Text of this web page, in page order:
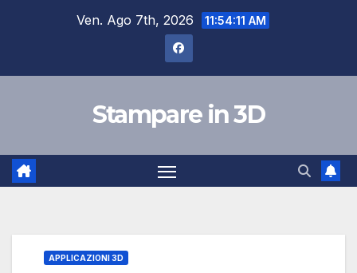
Ven. Ago 7th, 2026 11:54:12 AM
Stampare in 3D
APPLICAZIONI 3D